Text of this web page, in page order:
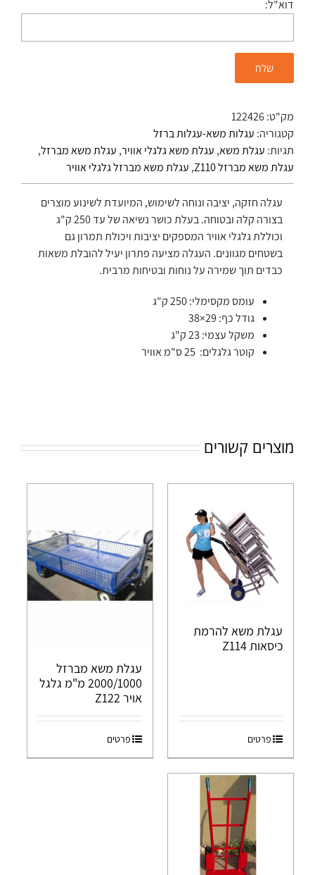
דוא"ל:
מק"ט:122426
קטגוריה: עגלות משא-עגלות ברזל
תגיות: עגלת משא, עגלת משא גלגלי אוויר, עגלת משא מברזל,
עגלת משא מברזל Z110
, עגלת משא מברזל גלגלי אוויר
עגלה חזקה, יציבה ונוחה לשימוש, המיועדת לשינוע מוצרים
בצורה קלה ובטוחה. בעלת כושר נשיאה של עד 250 ק"ג
וכוללת גלגלי אוויר המספקים יציבות ויכולת תמרון גם
בשטחים מגוונים. העגלה מציעה פתרון יעיל להובלת משאות
כבדים תוך שמירה על נוחות ובטיחות מרבית.
עומס מקסימלי: 250 ק"ג
גודל כף: 29×38
משקל עצמי: 23 ק"ג
קוטר גלגלים: 25 ס"מ אוויר
מוצרים קשורים
עגלת משא להרמת
כיסאות Z114
פרטים
עגלת משא מברזל
2000/1000 מ"מ גלגל
אויר Z122
פרטים